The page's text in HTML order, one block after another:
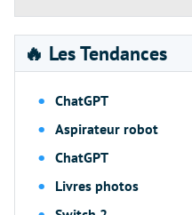
🔥 Les Tendances
ChatGPT
Aspirateur robot
ChatGPT
Livres photos